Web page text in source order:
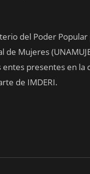
del Poder
de Mujeres
presentes en la
de IMDERI.